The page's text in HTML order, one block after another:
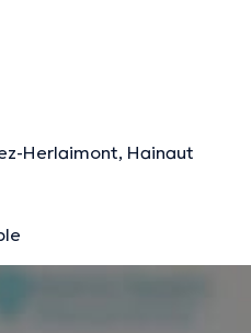
Herlaimont, Hainaut